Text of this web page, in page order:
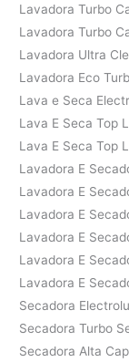
Lavadora Turbo
Lavadora Turbo
Lavadora Ultra
Lavadora Eco
Lava e Seca
Lava E Seca Top
Lava E Seca Top
Lavadora E
Lavadora E
Lavadora E
Lavadora E
Lavadora E
Lavadora E
Secadora
Secadora Turbo
Secadora Alta